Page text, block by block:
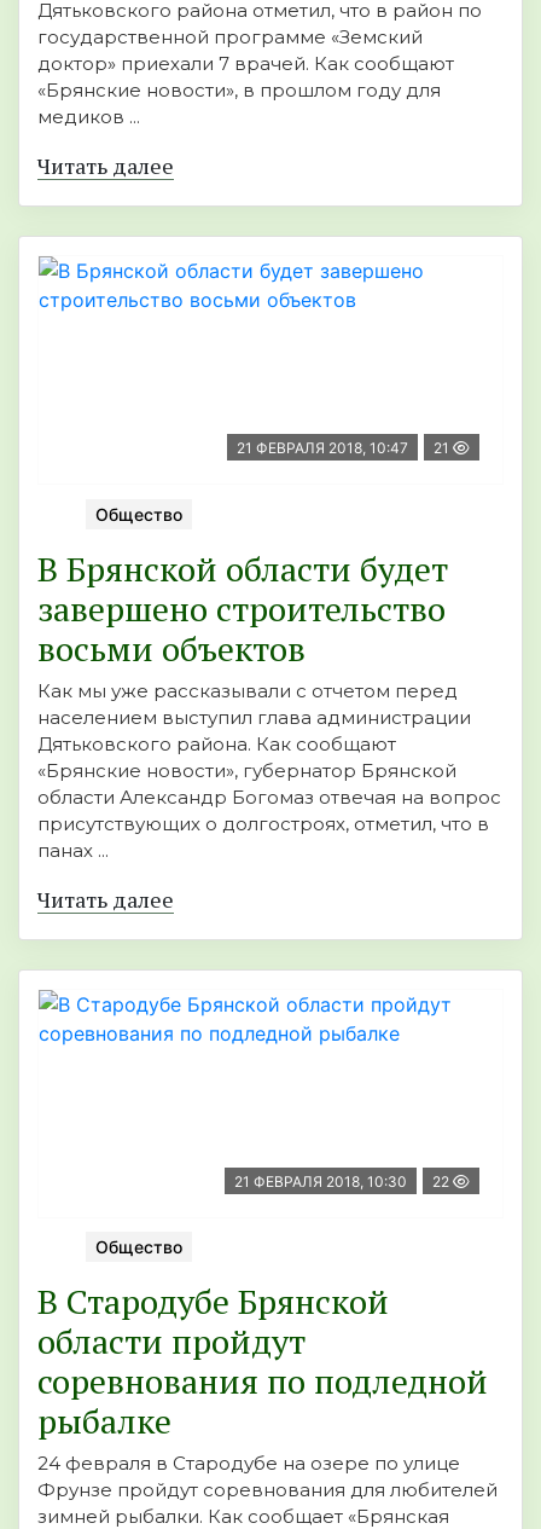
Дятьковского района отметил, что в район по
государственной программе «Земский
доктор» приехали 7 врачей. Как сообщают
«Брянские новости», в прошлом году для
медиков ...
Читать далее
21 ФЕВРАЛЯ 2018, 10:47 21
Общество
В Брянской области будет
завершено строительство
восьми объектов
Как мы уже рассказывали с отчетом перед
населением выступил глава администрации
Дятьковского района. Как сообщают
«Брянские новости», губернатор Брянской
области Александр Богомаз отвечая на вопрос
присутствующих о долгостроях, отметил, что в
панах ...
Читать далее
21 ФЕВРАЛЯ 2018, 10:30 22
Общество
В Стародубе Брянской
области пройдут
соревнования по подледной
рыбалке
24 февраля в Стародубе на озере по улице
Фрунзе пройдут соревнования для любителей
зимней рыбалки. Как сообщает «Брянская